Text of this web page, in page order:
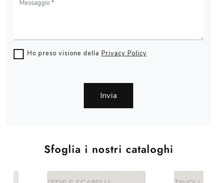
Sfoglia i nostri cataloghi
Ho preso visione della Privacy Policy
Invia